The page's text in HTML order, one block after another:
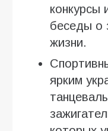
конкурсы
беседы о
жизни.
ярким